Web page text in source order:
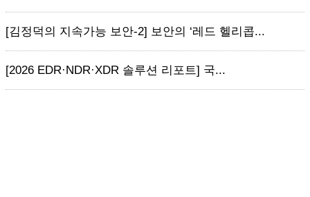
[김정덕의 지속가능 보안-2] 보안의 ‘레드 헬리콥...
[2026 EDR·NDR·XDR 솔루션 리포트] 국...